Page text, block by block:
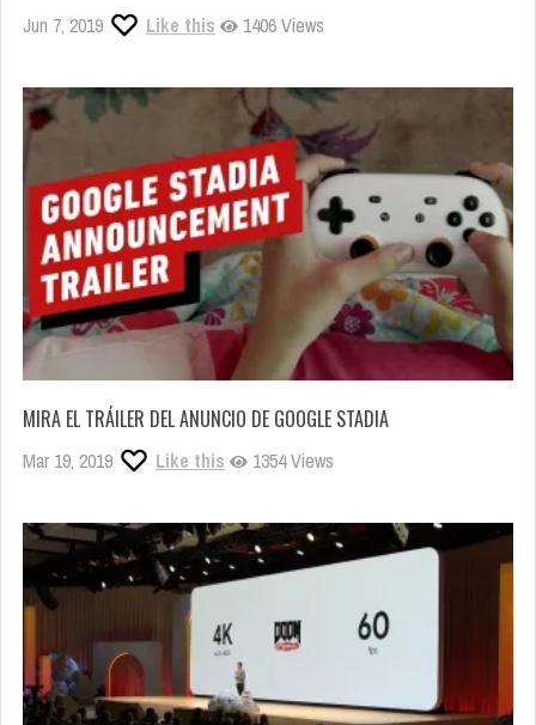
Jun 7, 2019 Like this 1406 Views
MIRA EL TRÁILER DEL ANUNCIO DE GOOGLE STADIA
Mar 19, 2019 Like this 1354 Views